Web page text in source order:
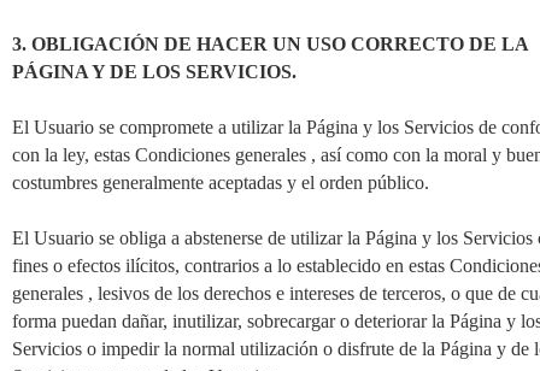
3. OBLIGACIÓN DE HACER UN USO CORRECTO DE LA
PÁGINA Y DE LOS SERVICIOS.
El Usuario se compromete a utilizar la Página y los Servicios de
con la ley, estas Condiciones generales , así como con la moral y
costumbres generalmente aceptadas y el orden público.
El Usuario se obliga a abstenerse de utilizar la Página y los Servicios
fines o efectos ilícitos, contrarios a lo establecido en estas
generales , lesivos de los derechos e intereses de terceros, o que de
forma puedan dañar, inutilizar, sobrecargar o deteriorar la Página y
Servicios o impedir la normal utilización o disfrute de la Página y de